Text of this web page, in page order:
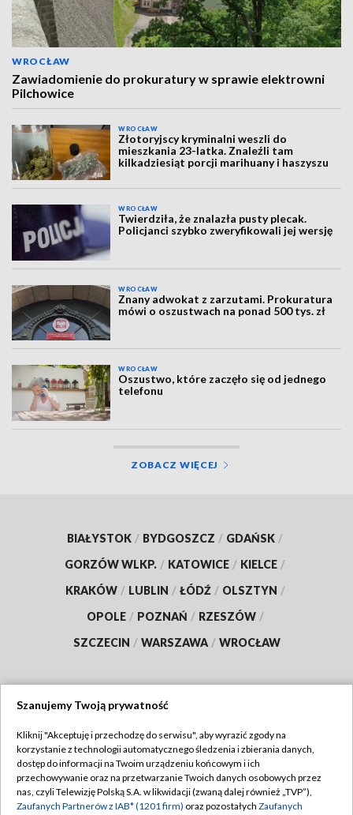
WROCŁAW
Zawiadomienie do prokuratury w sprawie elektrowni
Pilchowice
WROCŁAW
Złotoryjscy kryminalni weszli do
mieszkania 23-latka. Znaleźli tam
kilkadziesiąt porcji marihuany i haszyszu
WROCŁAW
Twierdziła, że znalazła pusty plecak.
Policjanci szybko zweryfikowali jej wersję
WROCŁAW
Znany adwokat z zarzutami. Prokuratura
mówi o oszustwach na ponad 500 tys. zł
WROCŁAW
Oszustwo, które zaczęło się od jednego
telefonu
ZOBACZ WIĘCEJ
BIAŁYSTOK / BYDGOSZCZ / GDAŃSK /
GORZÓW WLKP. / KATOWICE / KIELCE /
KRAKÓW / LUBLIN / ŁÓDŹ / OLSZTYN /
OPOLE / POZNAŃ / RZESZÓW /
SZCZECIN / WARSZAWA / WROCŁAW
TVP
Abonament TVP
Emisja w TVP
Regulamin TVP
Polityka prywatności
Szanujemy Twoją prywatność
Kliknij "Akceptuję i przechodzę do serwisu", aby wyrazić zgody na
korzystanie z technologii automatycznego śledzenia i zbierania danych,
dostęp do informacji na Twoim urządzeniu końcowym i ich
przechowywanie oraz na przetwarzanie Twoich danych osobowych przez
nas, czyli Telewizję Polską S.A. w likwidacji (zwaną dalej również „TVP”),
Zaufanych Partnerów z IAB* (1201 firm) oraz pozostałych Zaufanych